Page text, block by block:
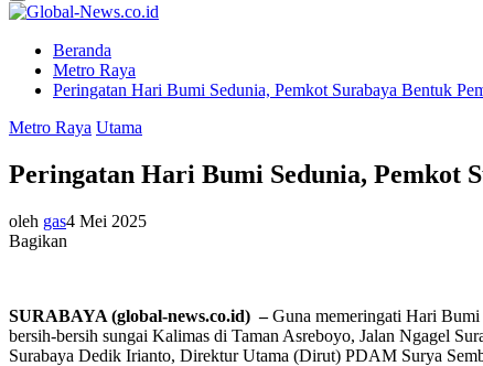
Primary
Menu
Beranda
Metro Raya
Peringatan Hari Bumi Sedunia, Pemkot Surabaya Bentuk
Metro Raya Utama
Peringatan Hari Bumi Sedunia, Pemkot
oleh gas4 Mei 2025
Bagikan
SURABAYA (global-news.co.id) –Guna memeringati Hari Bumi
bersih-bersih sungai Kalimas di Taman Asreboyo, Jalan Ngagel
Surabaya Dedik Irianto, Direktur Utama (Dirut) PDAM Surya